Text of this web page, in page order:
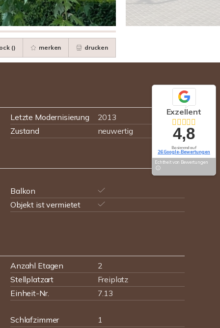
() merken drucken
Letzte Modernisierung
2013
Zustand neuwertig
Balkon
Objekt ist vermietet
Anzahl Etagen
2
Stellplatzart
Freiplatz
Einheit-Nr.
7.13
Schlafzimmer
1
Exzellent
4,8
Basierend auf
26 Google-Bewertungen
Echtheit von Bewertungen